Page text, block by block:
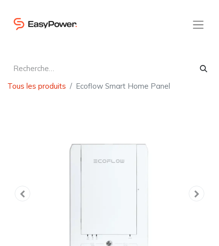
Tous les produits Ecoflow Smart Home Panel